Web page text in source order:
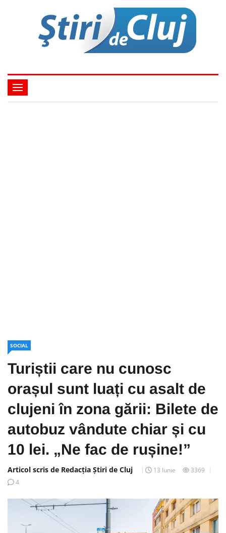
SOCIAL
Turiștii care nu cunosc
orașul sunt luați cu asalt de
clujeni în zona gării: Bilete de
autobuz vândute chiar și cu
10 lei. „Ne fac de rușine!”
Articol scris de Redacția Știri de Cluj 13 Iunie
3369
4